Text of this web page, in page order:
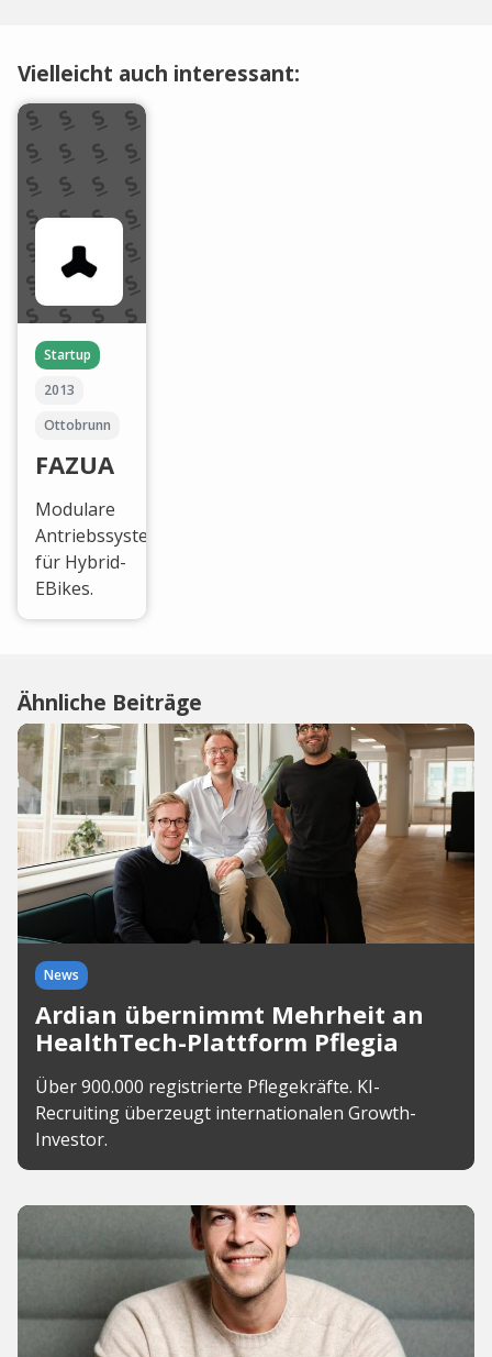
Vielleicht auch interessant:
Startup
2013
Ottobrunn
FAZUA
Modulare
Antriebssysteme
für Hybrid-
EBikes.
Ähnliche Beiträge
News
Ardian übernimmt Mehrheit an
HealthTech-Plattform Pflegia
Über 900.000 registrierte Pflegekräfte. KI-
Recruiting überzeugt internationalen Growth-
Investor.